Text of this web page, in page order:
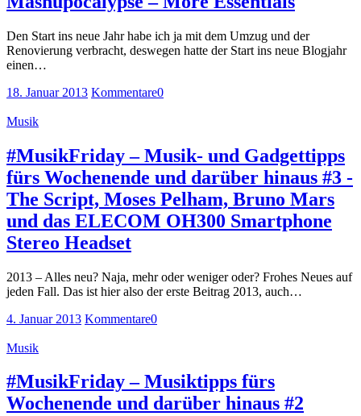
Den Start ins neue Jahr habe ich ja mit dem Umzug und der
Renovierung verbracht, deswegen hatte der Start ins neue Blogjahr
einen…
18. Januar 2013 Kommentare0
Musik
#MusikFriday – Musik- und Gadgettipps
fürs Wochenende und darüber hinaus #3 -
The Script, Moses Pelham, Bruno Mars
und das ELECOM OH300 Smartphone
Stereo Headset
2013 – Alles neu? Naja, mehr oder weniger oder? Frohes Neues auf
jeden Fall. Das ist hier also der erste Beitrag 2013, auch…
4. Januar 2013 Kommentare0
Musik
#MusikFriday – Musiktipps fürs
Wochenende und darüber hinaus #2